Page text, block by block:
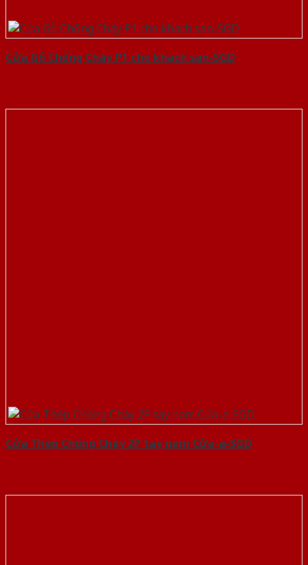
Cửa Gỗ Chống Cháy P1 cho khach san-SGD
Cửa Thép Chống Cháy 2P tay nam Cửa-a-SGD